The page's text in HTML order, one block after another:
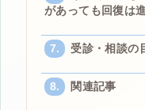
があっても回復は
受診・相談の
関連記事